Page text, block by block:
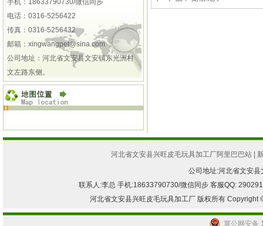
手机：18633790730/微信同步
电话：0316-5256422
传真：0316-5256432
邮箱： xingwangpet@sina.com
公司地址：河北省文安县文安镇东光洲村
文左路东侧。
河北省文安县兴旺皮毛玩具加工厂阿里巴巴站
公司地址:河北省文安
联系人:李总 手机:18633790730/微信同步 客服QQ:
河北省文安县兴旺皮毛玩具加工厂 版权所有
冀公网安备